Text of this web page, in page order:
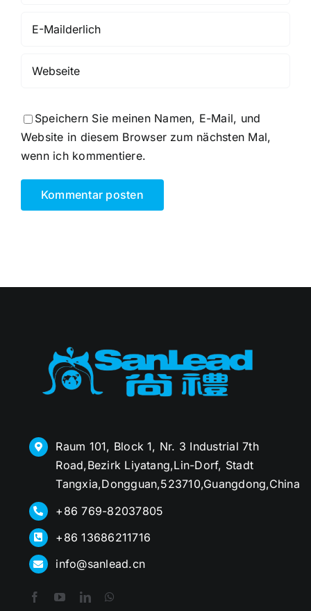
Speichern Sie meinen Namen, E-Mail, und
Website in diesem Browser zum nächsten Mal,
wenn ich kommentiere.
Raum 101, Block 1, Nr. 3 Industrial 7th
Road,Bezirk Liyatang,Lin-Dorf, Stadt
Tangxia,Dongguan,523710,Guangdong,China
+86 769-82037805
+86 13686211716
info@sanlead.cn